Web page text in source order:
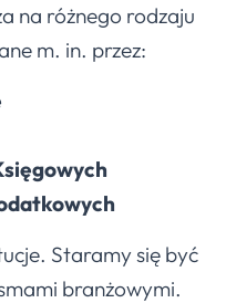
na różnego rodzaju
m. in. przez:
Staramy się być
branżowymi.